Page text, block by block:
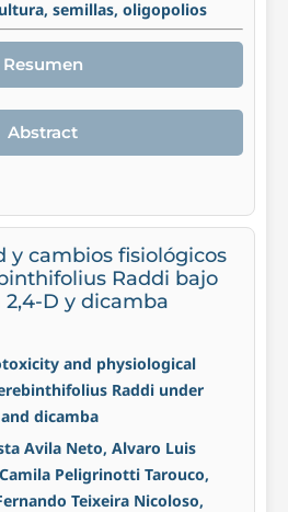
semillas, oligopolios
Resumen
Abstract
y cambios fisiológicos
Raddi bajo
D y dicamba
and physiological
Raddi under
dicamba
Avila Neto, Alvaro Luis
Peligrinotti Tarouco,
Teixeira Nicoloso,